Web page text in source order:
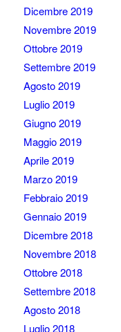
Dicembre 2019
Novembre 2019
Ottobre 2019
Settembre 2019
Agosto 2019
Luglio 2019
Giugno 2019
Maggio 2019
Aprile 2019
Marzo 2019
Febbraio 2019
Gennaio 2019
Dicembre 2018
Novembre 2018
Ottobre 2018
Settembre 2018
Agosto 2018
Luglio 2018